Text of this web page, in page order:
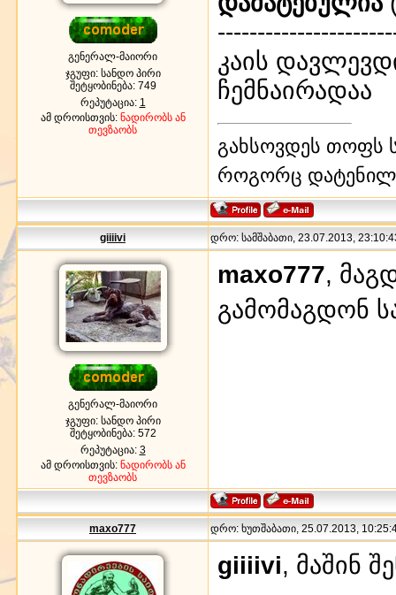
გენერალ-მაიორი
ჯგუფი: სანდო პირი
შეტყობინება: 749
რეპუტაცია: 1
ამ დროისთვის: ნადირობს ან
თევზაობს
კაის
ჩემნაირადაა
გახსოვდეს თოფს
როგორც
giiiivi დრო: სამშაბათი, 23.07.2013,
გენერალ-მაიორი
ჯგუფი: სანდო პირი
შეტყობინება: 572
რეპუტაცია: 3
ამ დროისთვის: ნადირობს ან
თევზაობს
maxo777,
გამომაგდონ
maxo777 დრო: ხუთშაბათი, 25.07.2013,
giiiivi, მაშინ